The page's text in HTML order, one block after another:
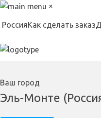
×
РоссияКак сделать заказ
Ваш город
Эль-Монте